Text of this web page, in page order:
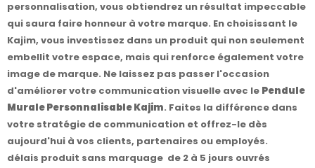
personnalisation, vous obtiendrez un résultat impeccable
qui saura faire honneur à votre marque. En choisissant le
Kajim, vous investissez dans un produit qui non seulement
embellit votre espace, mais qui renforce également votre
image de marque. Ne laissez pas passer l'occasion
d'améliorer votre communication visuelle avec le Pendule
Murale Personnalisable Kajim. Faites la différence dans
votre stratégie de communication et offrez-le dès
aujourd'hui à vos clients, partenaires ou employés.
délais produit sans marquage de 2 à 5 jours ouvrés